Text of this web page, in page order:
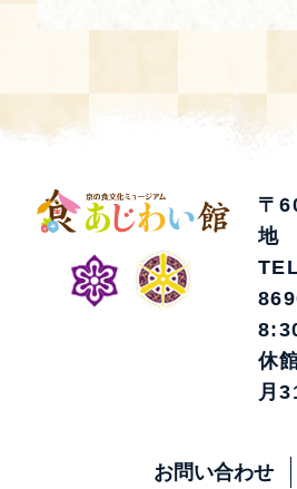
〒
地
休
月
お問い合わせ